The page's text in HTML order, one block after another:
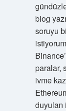
blog
soruyu
paralar,
ivme
duyulan